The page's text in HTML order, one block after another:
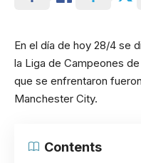
En el día de hoy 28/4 se
la Liga de Campeones
que se enfrentaron
Manchester City.
Contents